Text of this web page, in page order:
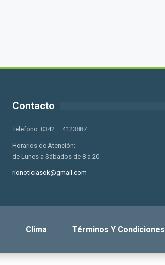
Contacto
Telefono: 0342 – 4123887
Horarios de Atención:
de Lunes a Sábados de 8 a 20
rionoticiasok@gmail.com
Clima Términos Y Condiciones